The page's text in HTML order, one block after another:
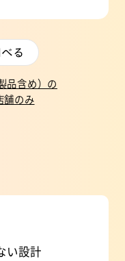
る
品含め）の
舗のみ
い設計